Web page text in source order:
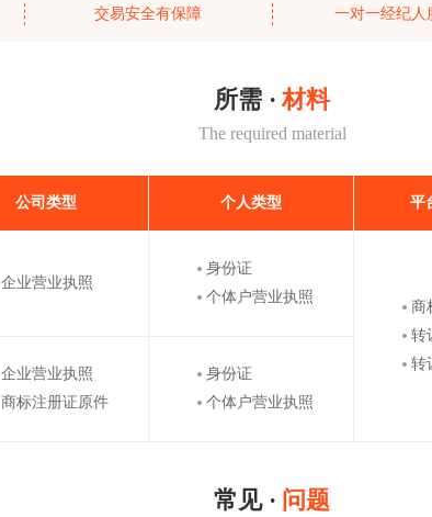
交易安全有保障 一对一经纪人
所需 · 材料
The required material
公司类型 个人类型 平
企业营业执照
身份证
个体户营业执照
商
转
转
企业营业执照
商标注册证原件
身份证
个体户营业执照
常见 · 问题